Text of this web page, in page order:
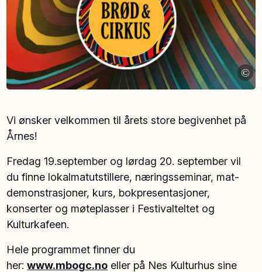
©
Vi ønsker velkommen til årets store begivenhet på
Årnes!
Fredag 19.september og lørdag 20. september vil
du finne lokalmatutstillere, næringsseminar, mat-
demonstrasjoner, kurs, bokpresentasjoner,
konserter og møteplasser i Festivalteltet og
Kulturkafeen.
Hele programmet finner du
her:www.mbogc.no eller på Nes Kulturhus sine